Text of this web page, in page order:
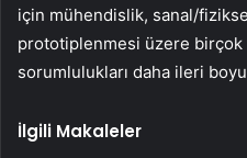
için mühendislik, sanal/
prototiplenmesi üzere birçok
sorumlulukları daha ileri
İlgili Makaleler